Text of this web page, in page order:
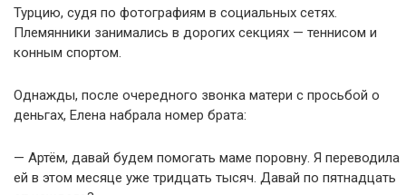
Турцию, судя по фотографиям в социальных сетях.
Племянники занимались в дорогих секциях — теннисом и
конным спортом.
Однажды, после очередного звонка матери с просьбой о
деньгах, Елена набрала номер брата:
— Артём, давай будем помогать маме поровну. Я переводила
ей в этом месяце уже тридцать тысяч. Давай по пятнадцать